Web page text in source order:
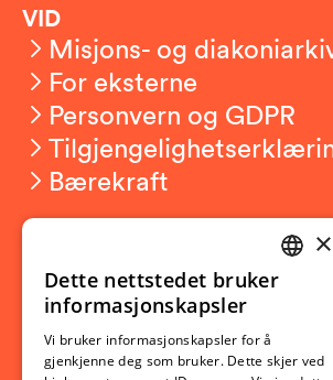
VID
Misjons- og
For eksterne
Personvern og GDPR
Bærekraft
Ny student
Utveksling
Opptak
NORWEGIAN
×
Dette nettstedet bruker
informasjonskapsler
Vi bruker informasjonskapsler for å
gjenkjenne deg som bruker. Dette skjer ved